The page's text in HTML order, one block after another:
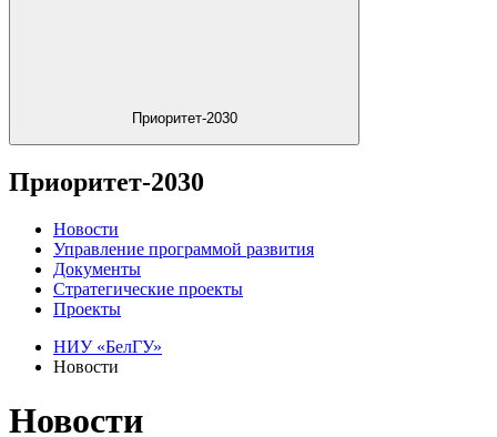
Приоритет-2030
Приоритет-2030
Новости
Управление программой развития
Документы
Стратегические проекты
Проекты
НИУ «БелГУ»
Новости
Новости